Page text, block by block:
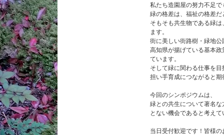
私たち造園屋の努力不足で
緑の格差は、福祉の格差だ
そもそも共生物である緑
ます。
街に美しい街路樹・緑地公
高知県が揚げている基本
ています。
そして緑に関わる仕事を
担い手育成につながると期
今回のシンポジウムは、
緑との共生について著名
とない機会であると考えて
当日受付歓迎です！皆様